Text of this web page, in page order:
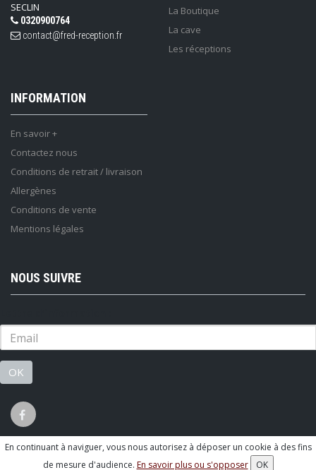
SECLIN
0320900764
contact@fred-reception.fr
La Boutique
La cave
Les réceptions
INFORMATION
En savoir +
Contactez nous
Conditions de retrait / livraison
Allergènes
Conditions de vente
Mentions légales
NOUS SUIVRE
OK
© 2026 - Logiciel
SaasFood - Logiciel de gestion de commande sur
En continuant à naviguer, vous nous autorisez à déposer un cookie à des fins
de mesure d'audience. En savoir plus ou s'opposer OK